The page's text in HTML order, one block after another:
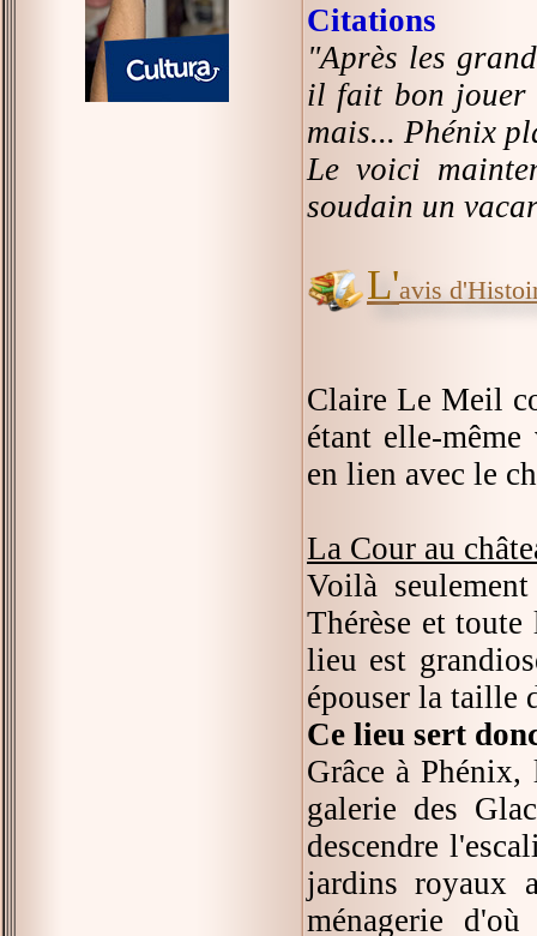
Citations
"Après les
il fait bon jouer
mais... Phénix
Le voici
soudain un
L'avis
Claire Le Meil
étant elle-
en lien avec le
La Cour au
Voilà
Thérèse et
lieu est
épouser la taille
Ce lieu sert
Grâce à Phénix,
galerie des
descendre
jardins royaux
ménagerie